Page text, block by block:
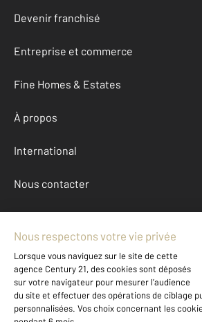
Devenir franchisé
Entreprise et commerce
Fine Homes & Estates
À propos
International
Nous contacter
Mentions légales & CGU et
Données
Gestionnaire des